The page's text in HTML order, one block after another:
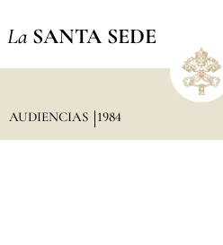
La SANTA SEDE
AUDIENCIAS 1984